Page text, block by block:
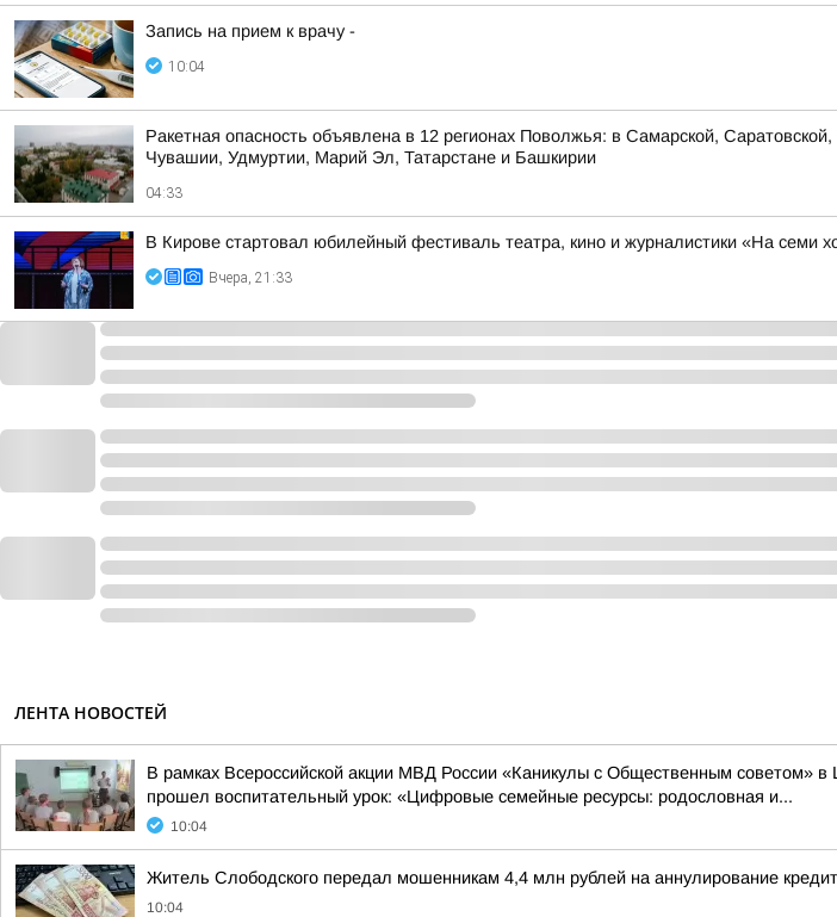
Запись на прием к врачу -
10:04
Ракетная опасность объявлена в 12 регионах Поволжья: в Самарской,
Чувашии, Удмуртии, Марий Эл, Татарстане и Башкирии
04:33
В Кирове стартовал юбилейный фестиваль театра, кино и журналистики «На семи
Вчера, 21:33
ЛЕНТА НОВОСТЕЙ
В рамках Всероссийской акции МВД России «Каникулы с Общественным советом»
прошел воспитательный урок: «Цифровые семейные ресурсы: родословная и...
10:04
Житель Слободского передал мошенникам 4,4 млн рублей на аннулирование
10:04